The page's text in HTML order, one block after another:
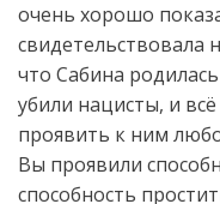
очень хорошо
что Сабина
убили нацисты, и
проявить к ним
Вы проявили
способность